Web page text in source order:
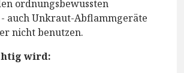
ordnungsbewussten
auch Unkraut-Abflammgeräte
nicht benutzen.
wird: